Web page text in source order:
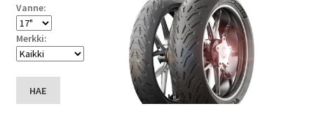
Vanne:
Merkki:
HAE